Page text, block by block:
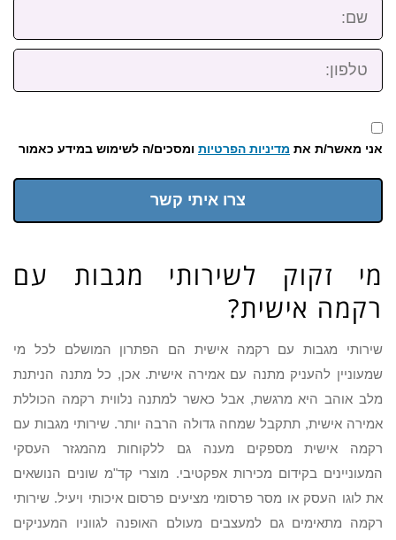
טלפון:
אני מאשר/ת את מדיניות הפרטיות ומסכים/ה לשימוש במידע כאמור
צרו איתי קשר
מי זקוק לשירותי מגבות עם
רקמה אישית?
שירותי מגבות עם רקמה אישית הם הפתרון המושלם לכל מי
שמעוניין להעניק מתנה עם אמירה אישית. אכן, כל מתנה הניתנת
מלב אוהב היא מרגשת, אבל כאשר למתנה נלווית רקמה הכוללת
אמירה אישית, תתקבל שמחה גדולה הרבה יותר. שירותי מגבות עם
רקמה אישית מספקים מענה גם ללקוחות מהמגזר העסקי
המעוניינים בקידום מכירות אפקטיבי. מוצרי קד"מ שונים הנושאים
את לוגו העסק או מסר פרסומי מציעים פרסום איכותי ויעיל. שירותי
רקמה מתאימים גם למעצבים מעולם האופנה לגווניו המעניקים